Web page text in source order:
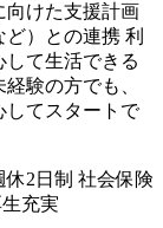
向けた支援計画
）との連携 利
して生活できる
験の方でも、
してスタートで
休2日制 社会保険
充実